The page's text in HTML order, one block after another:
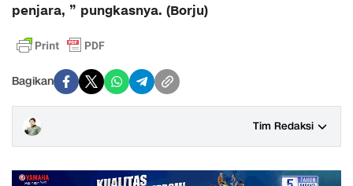
penjara, ” pungkasnya. (Borju)
Bagikan
Tim Redaksi